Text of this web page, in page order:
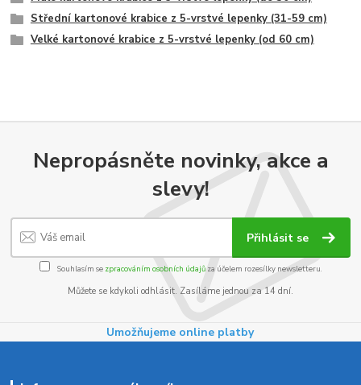
Střední kartonové krabice z 5-vrstvé lepenky (31-59 cm)
Velké kartonové krabice z 5-vrstvé lepenky (od 60 cm)
Nepropásněte novinky, akce a
slevy!
Přihlásit se
Souhlasím se zpracováním osobních údajůza účelem rozesílky newsletteru.
Můžete se kdykoli odhlásit. Zasíláme jednou za 14 dní.
Umožňujeme online platby